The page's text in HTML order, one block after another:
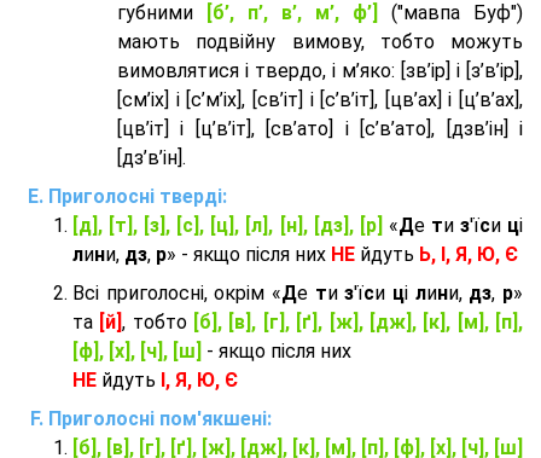
губними
[б’, п’, в’, м’, ф’]
("мавпа Буф")
мають подвійну вимову, тобто можуть
вимовлятися і твердо, і м’яко: [зв’ір] і [з’в’ір],
[см’іх] і [с’м’іх], [св’іт] і [с’в’іт], [цв’ах] і [ц’в’ах],
[цв’іт] і [ц’в’іт], [св’ато] і [с’в’ато], [дзв’iн] і
[дз’в’iн].
Приголосні тверді:
[д], [т], [з], [с], [ц], [л], [н], [дз], [р] «Де ти з'їси ці
лини, дз, р» - якщо після них НЕ йдуть Ь, І, Я, Ю, Є
Всі приголосні, окрім «Де тиз'їси ці лини, дз, р»
та [й], тобто [б], [в], [г], [ґ], [ж], [дж], [к], [м], [п],
[ф], [х], [ч], [ш] - якщо після них
НЕ йдуть І, Я, Ю, Є
Приголосні пом'якшені:
[б], [в], [г], [ґ], [ж], [дж], [к], [м], [п], [ф], [х], [ч], [ш]